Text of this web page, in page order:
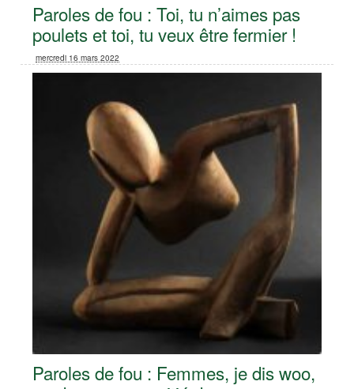
Paroles de fou : Toi, tu n’aimes pas
poulets et toi, tu veux être fermier !
mercredi 16 mars 2022
Paroles de fou : Femmes, je dis woo,